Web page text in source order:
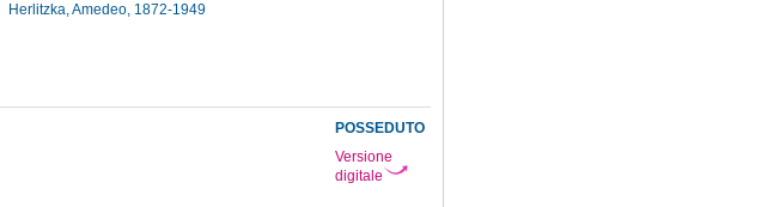
Herlitzka, Amedeo, 1872-1949
POSSEDUTO
Versione
digitale